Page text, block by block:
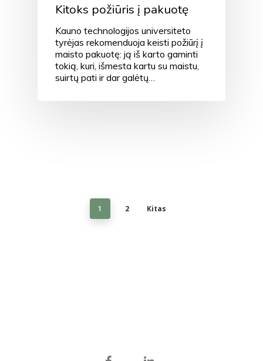
Kitoks požiūris į pakuotę
Kauno technologijos universiteto
tyrėjas rekomenduoja keisti požiūrį į
maisto pakuotę: ją iš karto gaminti
tokią, kuri, išmesta kartu su maistu,
suirtų pati ir dar galėtų…
1 2 Kitas
facebook